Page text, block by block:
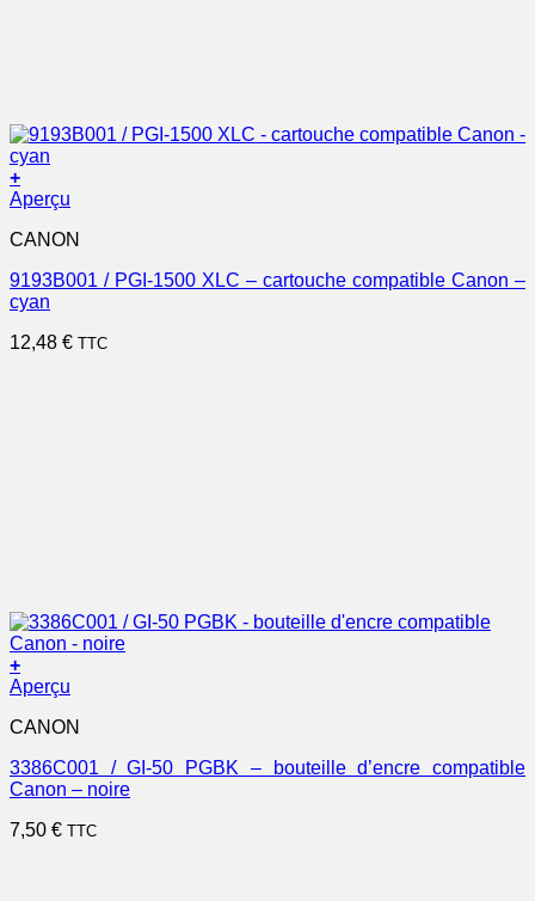
+
Aperçu
CANON
9193B001 / PGI-1500 XLC – cartouche compatible Canon –
cyan
12,48 € TTC
+
Aperçu
CANON
3386C001 / GI-50 PGBK – bouteille d’encre compatible
Canon – noire
7,50 € TTC